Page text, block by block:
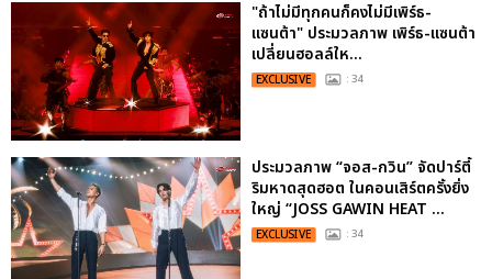
"ถ้าไม่มีทุกคนก็คงไม่มีเพิร์ธ-
แซนต้า" ประมวลภาพ เพิร์ธ-แซนต้า
เปลี่ยนฮอลล์ให...
EXCLUSIVE : 34
ประมวลภาพ “จอส-กวิน” จัดปาร์ตี้
ริมหาดสุดฮอต ในคอนเสิร์ตครั้งยิ่ง
ใหญ่ “JOSS GAWIN HEAT ...
EXCLUSIVE : 34